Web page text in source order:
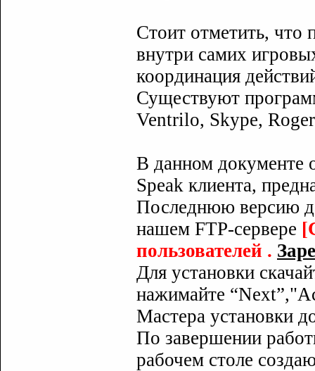
Стоит отметить, что
внутри самих
координация
Существуют
Ventrilo, Skype,
В данном документе
Speak клиента,
Последнюю версию
нашем FTP-сервере
пользователей .
Для установки
нажимайте
Мастера установки
По завершении
рабочем столе